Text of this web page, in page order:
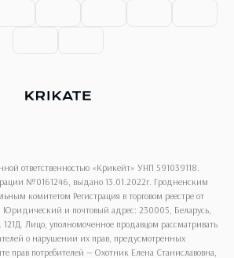
ответственностью «Крикейт» УНП 591039118.
№0161246, выдано 13.01.2022г. Гродненским
комитетом Регистрация в торговом реестре от
и почтовый адрес: 230005, Беларусь,
Лицо, уполномоченное продавцом рассматривать
о нарушении их прав, предусмотренных
прав потребителей — Охотник Елена Станиславовна,